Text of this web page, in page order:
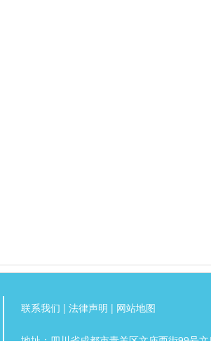
联系我们 | 法律声明 | 网站地图
地址：四川省成都市青羊区文庙西街99号